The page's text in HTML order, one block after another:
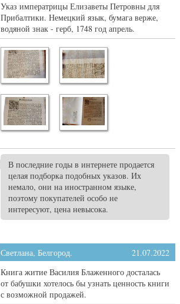
Указ императрицы Елизаветы Петровны для
Прибалтики. Немецкий язык, бумага верже,
водяной знак - герб, 1748 год апрель.
В последние годы в интернете продается
целая подборка подобных указов. Их
немало, они на иностранном языке,
поэтому покупателей особо не
интересуют, цена невысока.
Светлана, Белгород.
21.07.2022
Книга житие Василия Блаженного досталась
от бабушки хотелось бы узнать ценность книги
с возможной продажей.